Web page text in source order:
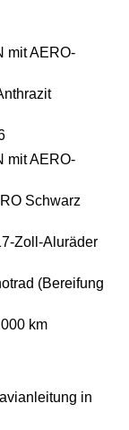
mit AERO-
mit AERO-
Schwarz
Zoll-Aluräder
(Bereifung
km
in